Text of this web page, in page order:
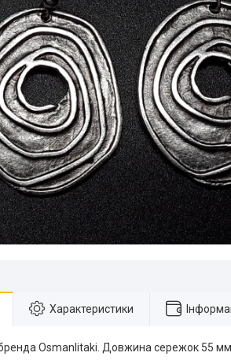
Характеристики
Osmanlitaki. Довжина сережок 55